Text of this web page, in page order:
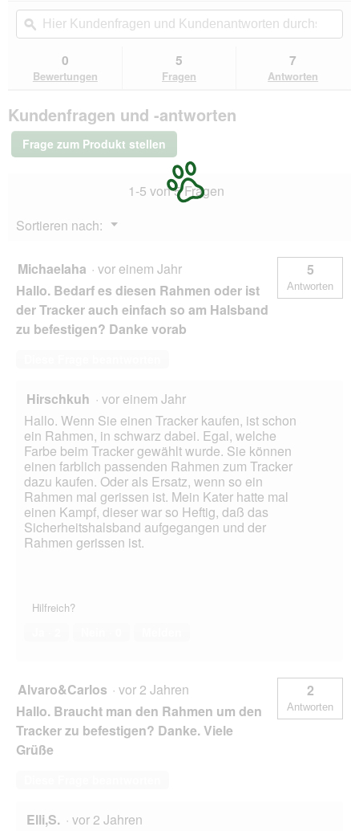
wird
ein
Dialogfeld
geöffnet.
Beurteilungswert
für
Fressnapf
Fressnapf
Katze
Hier
Kundenfragen
und
Kundenantworten
durchsuchen
ϙ
0
Bewertungen
5
Fragen
7
Antworten
Kundenfragen und -antworten
Frage zum Produkt stellen
1-5 von 5 Fragen
Sortieren nach:
▼
Menü
Michaelaha · vor einem Jahr
Hallo. Bedarf es diesen Rahmen oder ist
der Tracker auch einfach so am Halsband
zu befestigen? Danke vorab
5
Antworten
Hirschkuh · vor einem Jahr
Hallo. Wenn Sie einen Tracker kaufen, ist schon
ein Rahmen, in schwarz dabei. Egal, welche
Farbe beim Tracker gewählt wurde. Sie können
einen farblich passenden Rahmen zum Tracker
dazu kaufen. Oder als Ersatz, wenn so ein
Rahmen mal gerissen ist. Mein Kater hatte mal
einen Kampf, dieser war so Heftig, daß das
Sicherheitshalsband aufgegangen und der
Rahmen gerissen ist.
Hilfreich?
Alvaro&Carlos · vor 2 Jahren
Hallo. Braucht man den Rahmen um den
Tracker zu befestigen? Danke. Viele
Grüße
2
Antworten
Elli,S. · vor 2 Jahren